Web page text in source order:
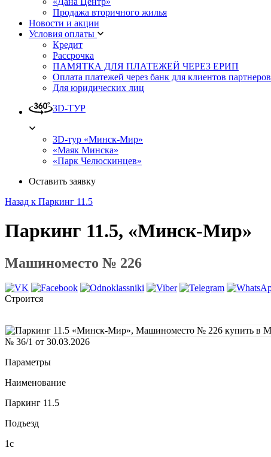
Продажа вторичного жилья
Новости и акции
Условия оплаты
Кредит
Рассрочка
ПАМЯТКА ДЛЯ ПЛАТЕЖЕЙ ЧЕРЕЗ ЕРИП
Оплата платежей через банк для клиентов партнеров
Для юридических лиц
3D-ТУР
3D-тур «Минск-Мир»
«Маяк Минска»
«Парк Челюскинцев»
Оставить заявку
Назад к Паркинг 11.5
Паркинг 11.5, «Минск-Мир»
Машиноместо № 226
Строится
№ 36/1 от 30.03.2026
Параметры
Наименование
Паркинг 11.5
Подъезд
1с